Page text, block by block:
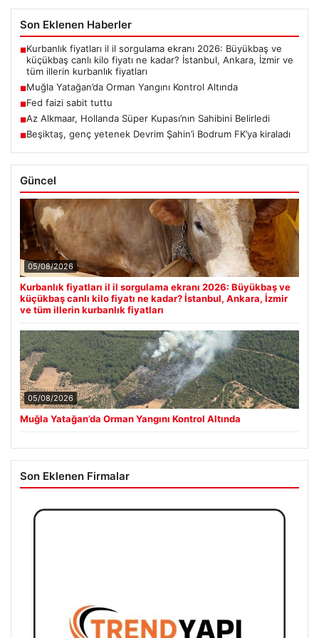
Son Eklenen Haberler
■Kurbanlık fiyatları il il sorgulama ekranı 2026: Büyükbaş ve
küçükbaş canlı kilo fiyatı ne kadar? İstanbul, Ankara, İzmir ve
tüm illerin kurbanlık fiyatları
■Muğla Yatağan’da Orman Yangını Kontrol Altında
■Fed faizi sabit tuttu
■Az Alkmaar, Hollanda Süper Kupası’nın Sahibini Belirledi
■Beşiktaş, genç yetenek Devrim Şahin’i Bodrum FK’ya kiraladı
Güncel
05/08/2026
Kurbanlık fiyatları il il sorgulama ekranı 2026: Büyükbaş ve
küçükbaş canlı kilo fiyatı ne kadar? İstanbul, Ankara, İzmir
ve tüm illerin kurbanlık fiyatları
05/08/2026
Muğla Yatağan’da Orman Yangını Kontrol Altında
Son Eklenen Firmalar